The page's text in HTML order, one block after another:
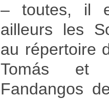
– toutes, il
ailleurs les
au répertoire
Tomás et
Fandangos